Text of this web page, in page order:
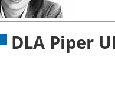
DLA Piper